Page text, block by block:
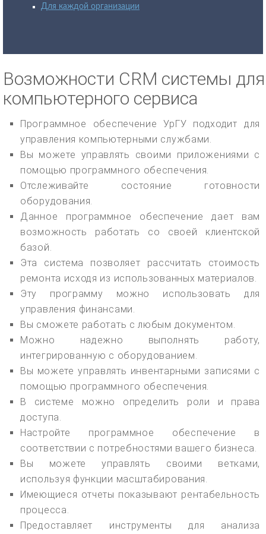
Для каждой организации
Возможности CRM системы для
компьютерного сервиса
Программное обеспечение УрГУ подходит для
управления компьютерными службами.
Вы можете управлять своими приложениями с
помощью программного обеспечения.
Отслеживайте состояние готовности
оборудования.
Данное программное обеспечение дает вам
возможность работать со своей клиентской
базой.
Эта система позволяет рассчитать стоимость
ремонта исходя из использованных материалов.
Эту программу можно использовать для
управления финансами.
Вы сможете работать с любым документом.
Можно надежно выполнять работу,
интегрированную с оборудованием.
Вы можете управлять инвентарными записями с
помощью программного обеспечения.
В системе можно определить роли и права
доступа.
Настройте программное обеспечение в
соответствии с потребностями вашего бизнеса.
Вы можете управлять своими ветками,
используя функции масштабирования.
Имеющиеся отчеты показывают рентабельность
процесса.
Предоставляет инструменты для анализа